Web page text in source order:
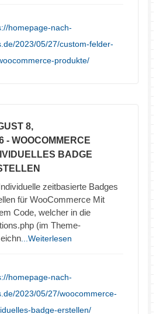
homepage-nach-
2023/05/27/custom-felder-
produkte/
8,
- WOOCOMMERCE
BADGE
zeitbasierte Badges
für WooCommerce Mit
Code, welcher in die
(im Theme-
...Weiterlesen
homepage-nach-
2023/05/27/woocommerce-
badge-erstellen/